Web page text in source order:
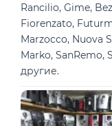
Rancilio, Gime,
Fiorenzato,
Marzocco, Nuova
Marko, SanRemo,
другие.